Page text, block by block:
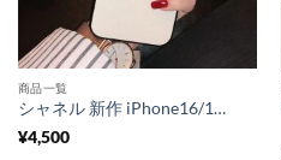
商品一覧
シャネル 新作 iPhone16/15proケース シンプル 白 chanel iphone14/13pro 保護カバー ココ マーク アイフォン12/11 携帯ケース パロディ ブランド iphonexs max スマホケース オリジナル おすすめ
¥4,500